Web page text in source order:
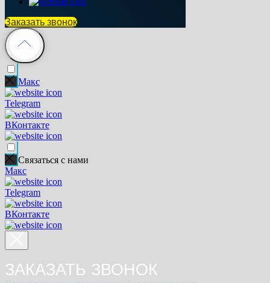
Заказать звонок
Макс
Telegram
ВКонтакте
Связаться с нами
Макс
Telegram
ВКонтакте
ЗАКАЗАТЬ ЗВОНОК